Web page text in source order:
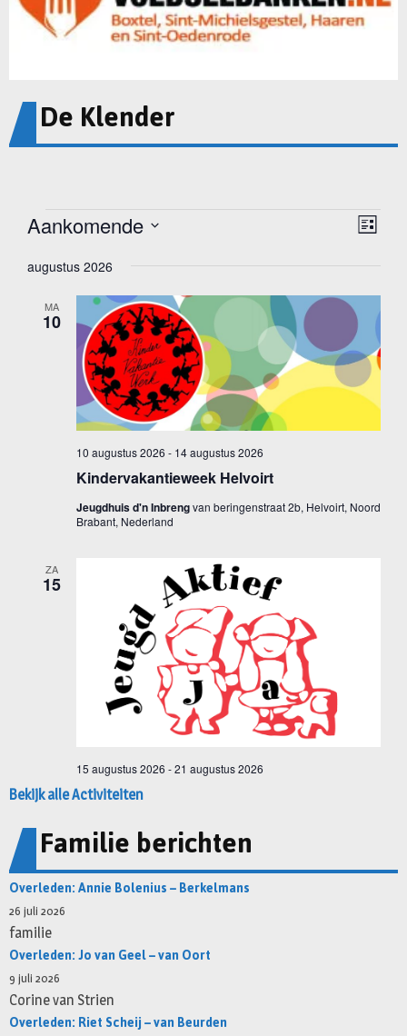
De Klender
Bekijk alle Activiteiten
Familie berichten
Overleden: Annie Bolenius – Berkelmans
26 juli 2026
familie
Overleden: Jo van Geel – van Oort
9 juli 2026
Corine van Strien
Overleden: Riet Scheij – van Beurden